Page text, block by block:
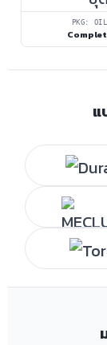
PKG:
แ